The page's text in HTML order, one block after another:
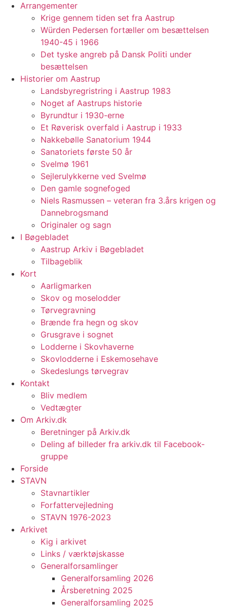
Arrangementer
Krige gennem tiden set fra Aastrup
Würden Pedersen fortæller om besættelsen
1940-45 i 1966
Det tyske angreb på Dansk Politi under
besættelsen
Historier om Aastrup
Landsbyregristring i Aastrup 1983
Noget af Aastrups historie
Byrundtur i 1930-erne
Et Røverisk overfald i Aastrup i 1933
Nakkebølle Sanatorium 1944
Sanatoriets første 50 år
Svelmø 1961
Sejlerulykkerne ved Svelmø
Den gamle sognefoged
Niels Rasmussen – veteran fra 3.års krigen og
Dannebrogsmand
Originaler og sagn
I Bøgebladet
Aastrup Arkiv i Bøgebladet
Tilbageblik
Kort
Aarligmarken
Skov og moselodder
Tørvegravning
Brænde fra hegn og skov
Grusgrave i sognet
Lodderne i Skovhaverne
Skovlodderne i Eskemosehave
Skedeslungs tørvegrav
Kontakt
Bliv medlem
Vedtægter
Om Arkiv.dk
Beretninger på Arkiv.dk
Deling af billeder fra arkiv.dk til Facebook-
gruppe
Forside
STAVN
Stavnartikler
Forfattervejledning
STAVN 1976-2023
Arkivet
Kig i arkivet
Links / værktøjskasse
Generalforsamlinger
Generalforsamling 2026
Årsberetning 2025
Generalforsamling 2025